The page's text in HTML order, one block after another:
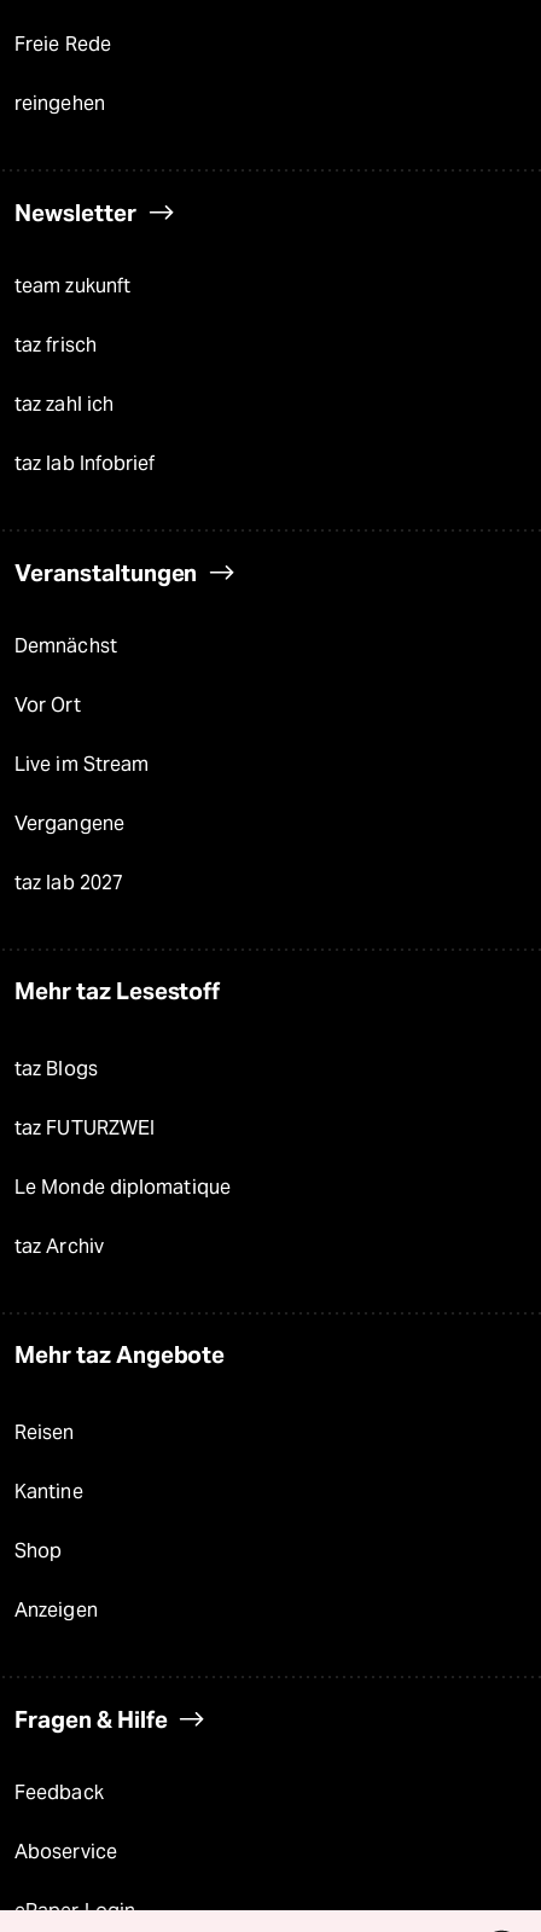
Freie Rede
reingehen
Newsletter
team zukunft
taz frisch
taz zahl ich
taz lab Infobrief
Veranstaltungen
Demnächst
Vor Ort
Live im Stream
Vergangene
taz lab 2027
Mehr taz Lesestoff
taz Blogs
taz FUTURZWEI
Le Monde diplomatique
taz Archiv
Mehr taz Angebote
Reisen
Kantine
Shop
Anzeigen
Fragen & Hilfe
Feedback
Aboservice
ePaper Login